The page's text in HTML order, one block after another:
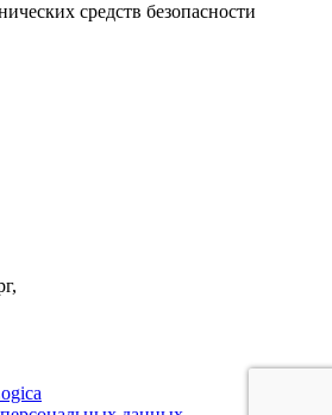
средств безопасности